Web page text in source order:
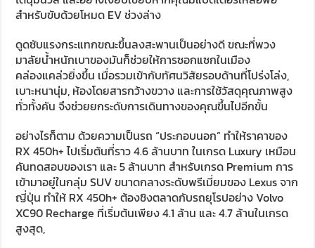
สำหรับขับด้วยโหมด EV ช่วงล่าง
ดูดซับแรงกระแทกขณะขึ้นลงสะพานเป็นอย่างดี ขณะที่พวง
มาลัยน้ำหนักเบาของมันก็ช่วยให้การซอกแซกในเมือง
คล่องแคล่วยิ่งขึ้น เมื่อรวมเข้ากับทัศนวิสัยรอบด้านที่โปร่งโล่ง,
เบาะหนานุ่ม, ห้องโดยสารกว้างขวาง และการใช้วัสดุคุณภาพสูง
ทั่วทั้งคัน จึงช่วยยกระดับการเดินทางของคุณขึ้นไปอีกขั้น
อย่างไรก็ตาม ด้วยความเป็นรถ “ประกอบนอก” ทำให้ราคาของ
RX 450h+ ไปเริ่มต้นที่ราว 4.6 ล้านบาท ในเกรด Luxury เหมือน
คันทดสอบของเรา และ 5 ล้านบาท สำหรับเกรด Premium การ
เข้ามาอยู่ในกลุ่ม SUV ขนาดกลางระดับพรีเมี่ยมของ Lexus จาก
ญี่ปุ่น ทำให้ RX 450h+ ต้องชิงตลาดกับรถยุโรปอย่าง Volvo
XC90 Recharge ที่เริ่มต้นเพียง 4.1 ล้าน และ 4.7 ล้านในเกรด
สูงสุด,